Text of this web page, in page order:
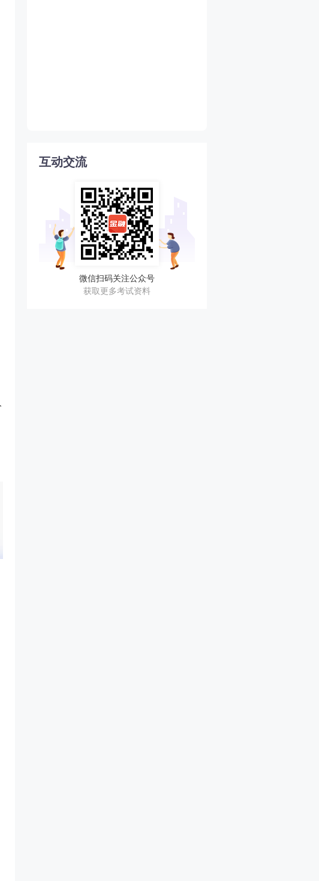
互动交流
微信扫码关注公众号
获取更多考试资料